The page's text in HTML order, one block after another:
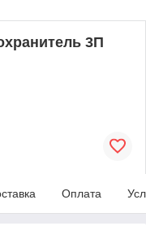
3П
Оплата